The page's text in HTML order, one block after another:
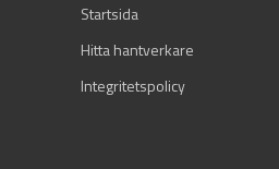
Startsida
Hitta hantverkare
Integritetspolicy